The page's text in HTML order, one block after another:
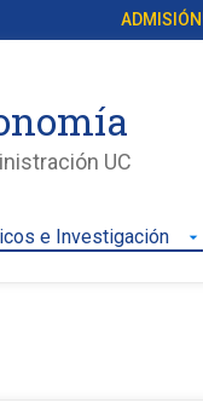
ADMISIÓN
UC
e Investigación arrow_drop_down